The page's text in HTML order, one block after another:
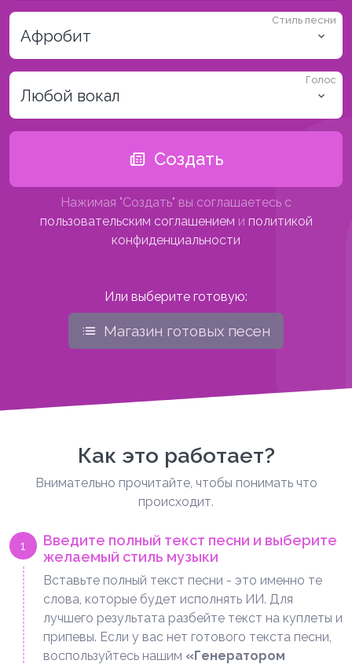
Афробит
Стиль песни
Любой вокал
Голос
Создать
Нажимая "Создать" вы соглашаетесь с
пользовательским соглашением и политикой
конфиденциальности
Или выберите готовую:
Магазин готовых песен
Как это работает?
Внимательно прочитайте, чтобы понимать что
происходит.
1
Введите полный текст песни и выберите
желаемый стиль музыки
Вставьте полный текст песни - это именно те
слова, которые будет исполнять ИИ. Для
лучшего результата разбейте текст на куплеты и
припевы. Если у вас нет готового текста песни,
воспользуйтесь нашим «Генератором